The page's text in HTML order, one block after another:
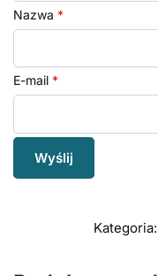
Nazwa *
E-mail *
Kategoria: